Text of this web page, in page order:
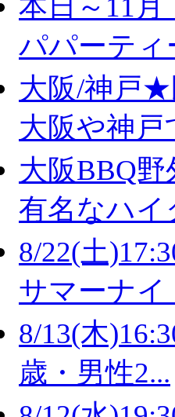
本日～11月
パパーティ
大阪/神戸★
大阪や神戸
大阪BBQ
有名なハイ
8/22(土
サマーナイ
8/13(木
歳・男性2...